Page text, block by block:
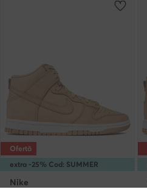
extra -25% Cod: SUMMER
Ofertă
Nike